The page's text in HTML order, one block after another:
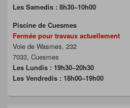
Les Samedis : 8h30–10h00
Piscine de Cuesmes
Fermée pour travaux actuellement
Voie de Wasmes, 232
7033, Cuesmes
Les Lundis : 19h30–20h30
Les Vendredis : 18h00–19h00